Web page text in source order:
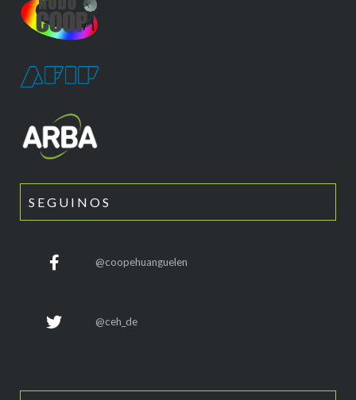
SEGUINOS
@coopehuanguelen
@ceh_de